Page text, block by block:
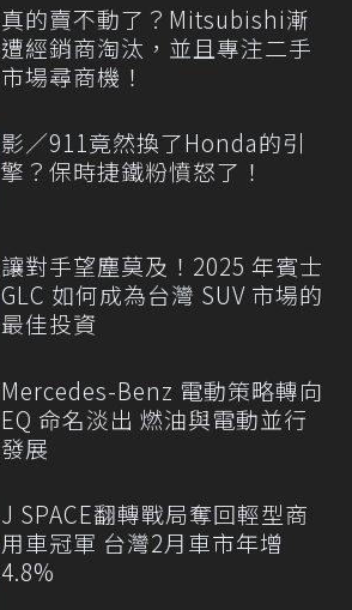
真的賣不動了？Mitsubishi漸
遭經銷商淘汰，並且專注二手
市場尋商機！
影／911竟然換了Honda的引
擎？保時捷鐵粉憤怒了！
讓對手望塵莫及！2025 年賓士
GLC 如何成為台灣 SUV 市場的
最佳投資
Mercedes-Benz 電動策略轉向
EQ 命名淡出 燃油與電動並行
發展
J SPACE翻轉戰局奪回輕型商
用車冠軍 台灣2月車市年增
4.8%